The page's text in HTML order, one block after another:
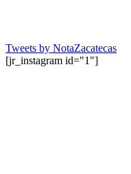
Tweets by NotaZacatecas
[jr_instagram id="1"]